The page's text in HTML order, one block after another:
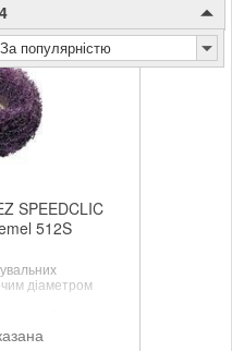
За популярністю
SPEEDCLIC
512S
діаметром
фінішної